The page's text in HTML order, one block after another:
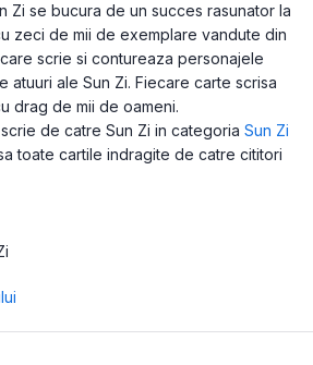
Zi se bucura de un succes rasunator la
zeci de mii de exemplare vandute din
scrie si contureaza personajele
atuuri ale Sun Zi. Fiecare carte scrisa
drag de mii de oameni.
de catre Sun Zi in categoria Sun Zi
toate cartile indragite de catre cititori